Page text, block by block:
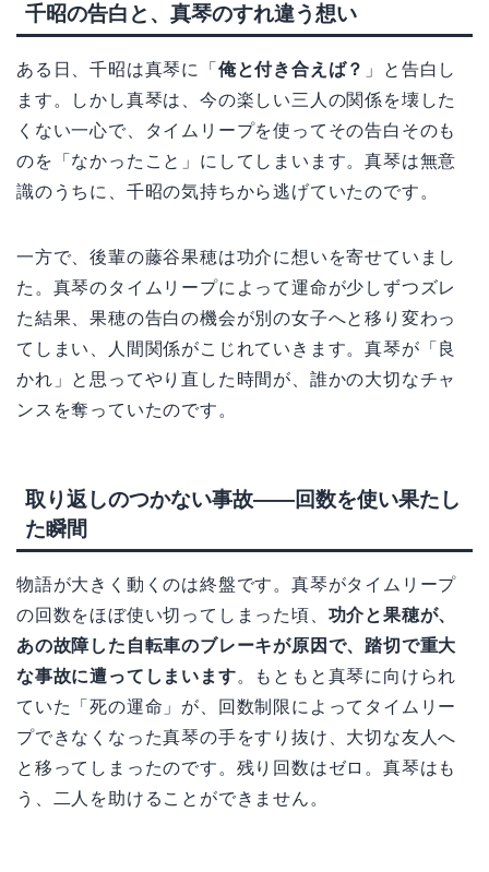
千昭の告白と、真琴のすれ違う想い
ある日、千昭は真琴に「 俺と付き合えば？ 」と告白し
ます。しかし真琴は、今の楽しい三人の関係を壊した
くない一心で、タイムリープを使ってその告白そのも
のを「なかったこと」にしてしまいます。真琴は無意
識のうちに、千昭の気持ちから逃げていたのです。
一方で、後輩の藤谷果穂は功介に想いを寄せていまし
た。真琴のタイムリープによって運命が少しずつズレ
た結果、果穂の告白の機会が別の女子へと移り変わっ
てしまい、人間関係がこじれていきます。真琴が「良
かれ」と思ってやり直した時間が、誰かの大切なチャ
ンスを奪っていたのです。
取り返しのつかない事故——回数を使い果たし
た瞬間
物語が大きく動くのは終盤です。真琴がタイムリープ
の回数をほぼ使い切ってしまった頃、 功介と果穂が、
あの故障した自転車のブレーキが原因で、踏切で重大
な事故に遭ってしまいます。もともと真琴に向けられ
ていた「死の運命」が、回数制限によってタイムリー
プできなくなった真琴の手をすり抜け、大切な友人へ
と移ってしまったのです。残り回数はゼロ。真琴はも
う、二人を助けることができません。